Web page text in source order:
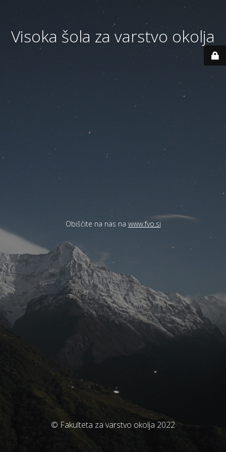
Visoka šola za varstvo okolja
Obiščite na nas na www.fvo.si
© Fakulteta za varstvo okolja 2022